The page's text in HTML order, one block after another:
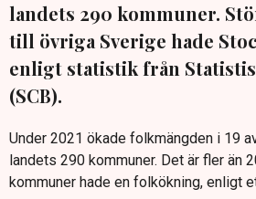
landets 290 kommuner.
till övriga Sverige hade
enligt statistik från
(SCB).
Under 2021 ökade folkmängden i 19
landets 290 kommuner. Det är fler än
kommuner hade en folkökning, enligt